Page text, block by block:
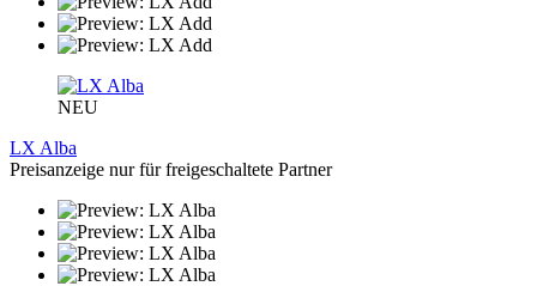
NEU
LX Alba
Preisanzeige nur für freigeschaltete Partner